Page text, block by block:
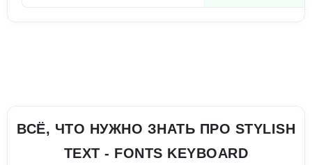
ВСЁ, ЧТО НУЖНО ЗНАТЬ ПРО STYLISH
TEXT - FONTS KEYBOARD